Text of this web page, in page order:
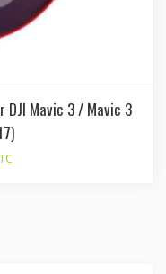
DJI Mavic 3 / Mavic 3